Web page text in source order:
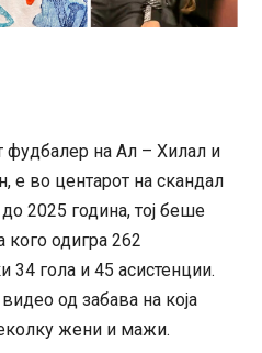
фудбалер на Ал – Хилал и
е во центарот на скандал
2025 година, тој беше
кого одигра 262
34 гола и 45 асистенции.
од забава на која
жени и мажи.